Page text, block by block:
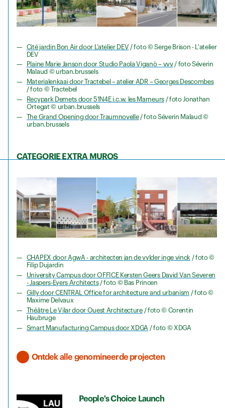
Cité jardin Bon Air door L’atelier DEV / foto © Serge Brison - L'atelier
DEV
Plaine Marie Janson door Studio Paola Viganò – vvv/ foto Séverin
Malaud © urban.brussels
Materialenkaai door Tractebel – atelier ADR – Georges Descombes
/ foto © Tractebel
Recypark Demets door 51N4E i.c.w. les Marneurs/ foto Jonathan
Ortegat © urban.brussels
The Grand Opening door Traumnovelle/ foto Séverin Malaud ©
urban.brussels
CATEGORIE EXTRA MUROS
CHAPEX door AgwA - architecten jan de vylder inge vinck / foto ©
Filip Dujardin
University Campus door OFFICE Kersten Geers David Van Severen
- Jaspers-Eyers Architects/ foto © Bas Princen
Gilly door CENTRAL Office for architecture and urbanism / foto ©
Maxime Delvaux
Théâtre Le Vilar door Ouest Architecture/ foto © Corentin
Haubruge
Smart Manufacturing Campus door XDGA / foto © XDGA
Ontdek alle genomineerde projecten
People's Choice Launch